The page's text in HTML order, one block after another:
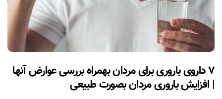
۷ داروی باروری برای مردان بهمراه بررسی عوارض آنها
| افزایش باروری مردان بصورت طبیعی